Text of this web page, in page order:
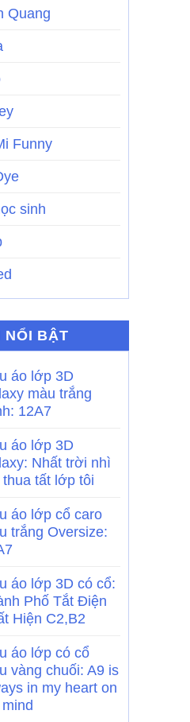
Quang
Funny
sinh
NỔI BẬT
áo lớp 3D
màu trắng
12A7
áo lớp 3D
Nhất trời nhì
thua tất lớp tôi
áo lớp cổ caro
trắng Oversize:
áo lớp 3D có cổ:
Phố Tắt Điện
Hiện C2,B2
áo lớp có cổ
vàng chuối: A9 is
in my heart on